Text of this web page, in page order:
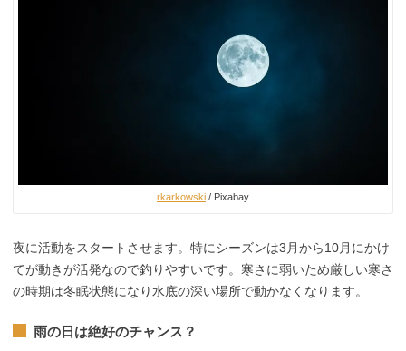
rkarkowski / Pixabay
夜に活動をスタートさせます。特にシーズンは3月から10月にかけ
てが動きが活発なので釣りやすいです。寒さに弱いため厳しい寒さ
の時期は冬眠状態になり水底の深い場所で動かなくなります。
雨の日は絶好のチャンス？